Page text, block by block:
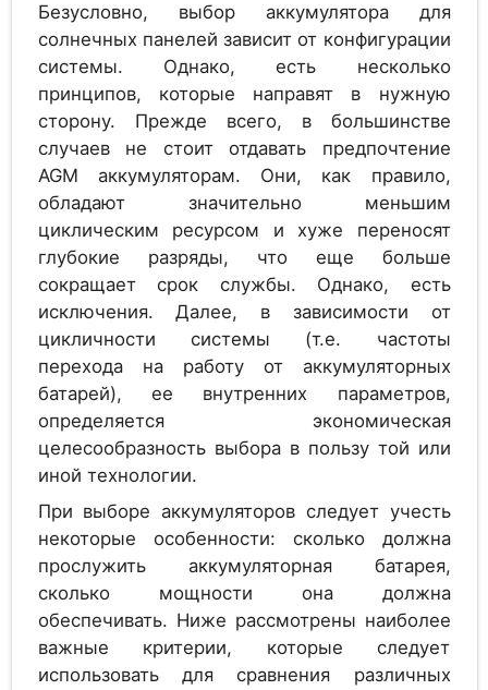
Аккумулятор
GAZ SOL 450 G
Аккумулятор
GAZ SOL 485 G
Аккумулятор
GAZ SOL 555 G
Аккумулятор
Alcad PV 555
Аккумулятор
GAZ SOL 625 G
Аккумулятор
Alcad PV 610
Безусловно, выбор аккумулятора для
солнечных панелей зависит от конфигурации
системы. Однако, есть несколько
принципов, которые направят в нужную
сторону. Прежде всего, в большинстве
случаев не стоит отдавать предпочтение
AGM аккумуляторам. Они, как правило,
обладают значительно меньшим
циклическим ресурсом и хуже переносят
глубокие разряды, что еще больше
сокращает срок службы. Однако, есть
исключения. Далее, в зависимости от
цикличности системы (т.е. частоты
перехода на работу от аккумуляторных
батарей), ее внутренних параметров,
определяется экономическая
целесообразность выбора в пользу той или
иной технологии.
При выборе аккумуляторов следует учесть
некоторые особенности: сколько должна
прослужить аккумуляторная батарея,
сколько мощности она должна
обеспечивать. Ниже рассмотрены наиболее
важные критерии, которые следует
использовать для сравнения различных